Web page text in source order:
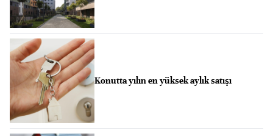
Konutta yılın en yüksek aylık satışı